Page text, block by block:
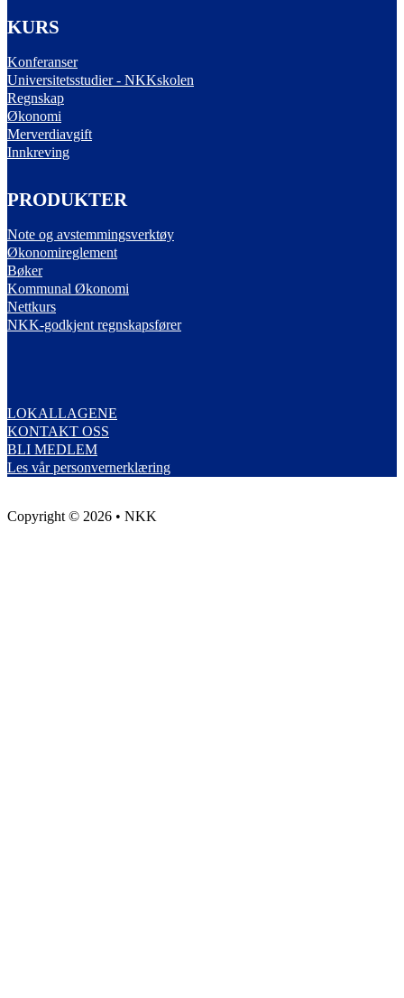
KURS
Konferanser
Universitetsstudier - NKKskolen
Regnskap
Økonomi
Merverdiavgift
Innkreving
PRODUKTER
Note og avstemmingsverktøy
Økonomireglement
Bøker
Kommunal Økonomi
Nettkurs
NKK-godkjent regnskapsfører
LOKALLAGENE
KONTAKT OSS
BLI MEDLEM
Les vår personvernerklæring
Copyright © 2026 • NKK